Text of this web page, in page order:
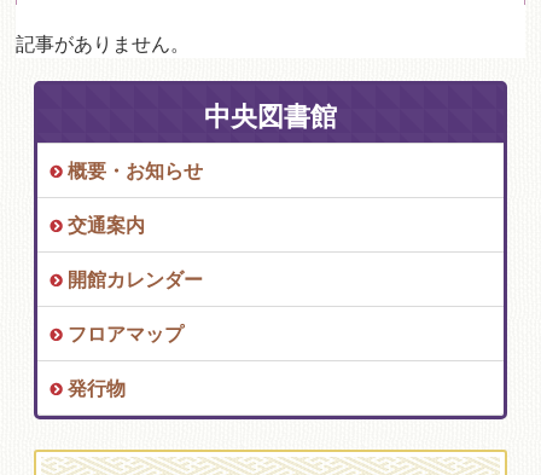
記事がありません。
中央図書館
概要・お知らせ
交通案内
開館カレンダー
フロアマップ
発行物